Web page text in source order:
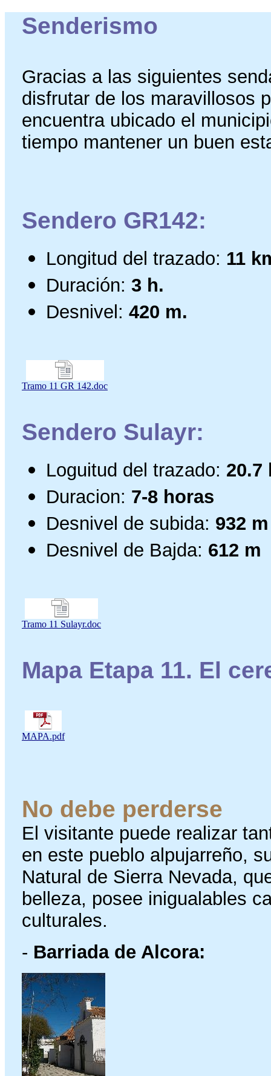
Senderismo
Gracias a las siguientes
disfrutar de los maravillosos
encuentra ubicado el
tiempo mantener un buen
Sendero GR142:
Longitud del trazado: 11
Duración: 3 h.
Desnivel: 420 m.
Tramo 11 GR 142.doc
Sendero Sulayr:
Loguitud del trazado: 20.7
Duracion: 7-8 horas
Desnivel de subida: 932 m
Desnivel de Bajda: 612 m
Tramo 11 Sulayr.doc
Mapa Etapa 11. El
MAPA.pdf
No debe perderse
El visitante puede realizar
en este pueblo alpujarreño,
Natural de Sierra Nevada,
belleza, posee inigualables
culturales.
- Barriada de Alcora: